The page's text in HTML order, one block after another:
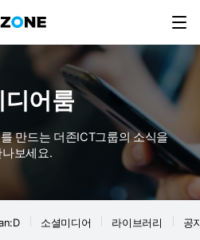
디어룸
만드는 더존ICT그룹의 소식을
나보세요.
소셜미디어 라이브러리 공